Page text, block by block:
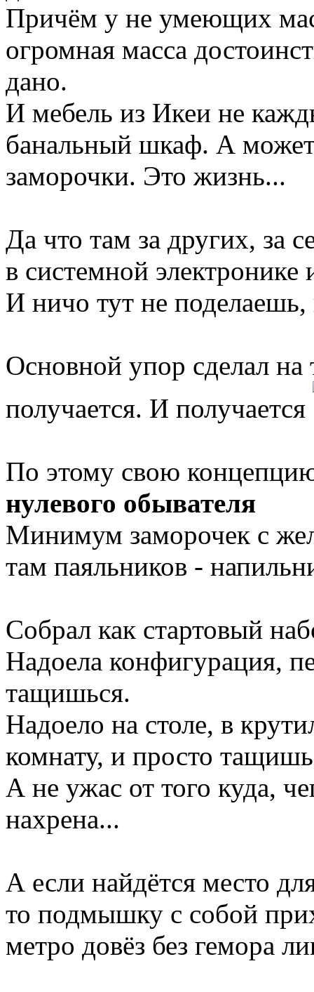
Причём у не умеющих
огромная масса
дано.
И мебель из Икеи не
банальный шкаф. А
заморочки. Это жизнь...
Да что там за других, за
в системной
И ничо тут не
Основной упор сделал
получается. И получается
По этому свою
нулевого обывателя
Минимум заморочек с
там паяльников -
Собрал как стартовый
Надоела конфигурация,
тащишься.
Надоело на столе, в
комнату, и просто
А не ужас от того куда,
нахрена...
А если найдётся место
то подмышку с собой
метро довёз без гемора